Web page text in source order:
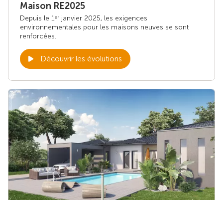
Maison RE2025
Depuis le 1er janvier 2025, les exigences
environnementales pour les maisons neuves se sont
renforcées.
Découvrir les évolutions